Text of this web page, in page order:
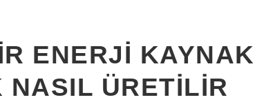
ENERJI
ÜRETILIR